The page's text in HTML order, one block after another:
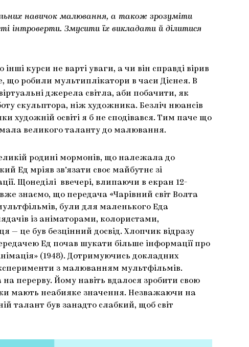
навичок малювання, а також зрозуміти
інтроверти. Змусити їх викладати й ділитися
курси не варті уваги, а чи він справді вірив
що робили мультиплікатори в часи Діснея. В
джерела світла, аби побачити, як
скульптора, ніж художника. Безліч нюансів
художній освіті я б не сподівався. Тим паче що
великого таланту до малювання.
родині мормонів, що належала до
Ед мріяв зв’язати своє майбутнє зі
Щонеділі ввечері, влипаючи в екран 12-
знаємо, що передача «Чарівний світ Волта
були для маленького Еда
із аніматорами, колористами,
— це був безцінний досвід. Хлопчик відразу
Ед почав шукати більше інформації про
(1948). Дотримуючись докладних
з малюванням мультфільмів.
перерву. Йому навіть вдалося зробити свою
мають неабияке значення. Незважаючи на
талант був занадто слабкий, щоб світ